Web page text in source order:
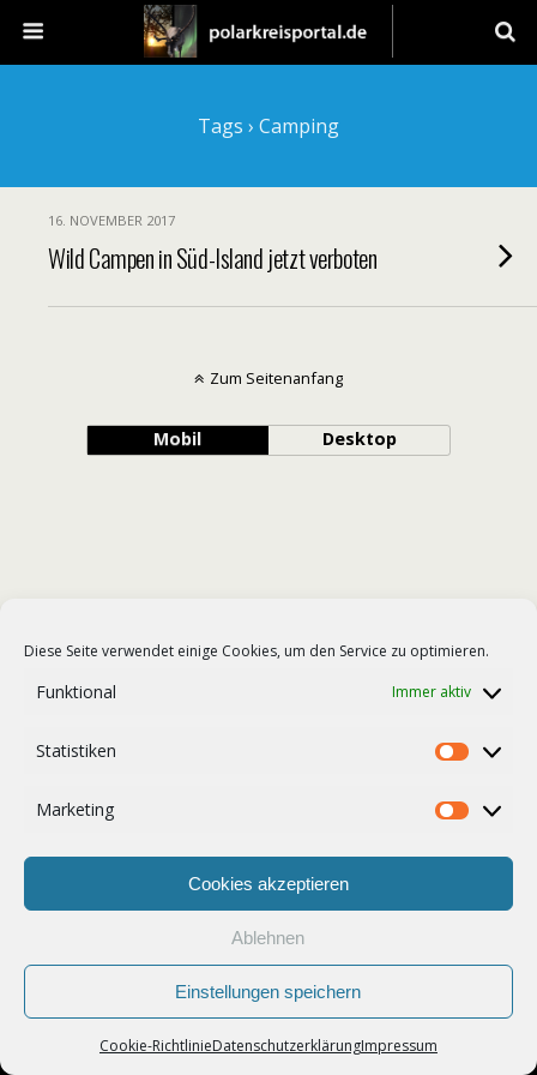
Diese Seite verwendet einige Cookies, um den Service zu optimieren.
Funktional Immer aktiv
Statistiken
Marketing
Cookies akzeptieren
Ablehnen
Einstellungen speichern
Cookie-RichtlinieDatenschutzerklärungImpressum
Tags › Camping
16. NOVEMBER 2017
Wild Campen in Süd-Island jetzt verboten
Zum Seitenanfang
Mobil Desktop